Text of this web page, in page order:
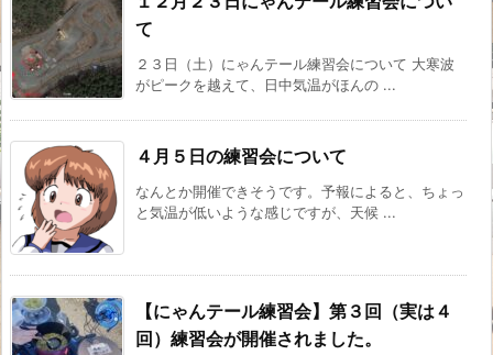
て
２３日（土）にゃんテール練習会について 大寒波
がピークを越えて、日中気温がほんの ...
４月５日の練習会について
なんとか開催できそうです。予報によると、ちょっ
と気温が低いような感じですが、天候 ...
【にゃんテール練習会】第３回（実は４
回）練習会が開催されました。